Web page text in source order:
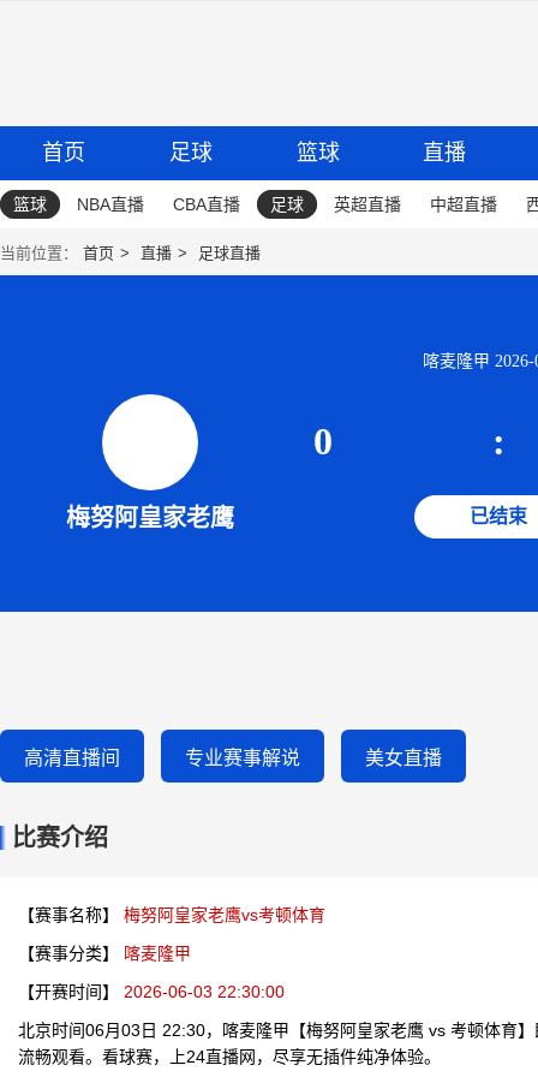
首页 足球 篮球 直播
篮球 NBA直播 CBA直播 足球 英超直播 中超直播
当前位置： 首页 直播 足球直播
喀麦隆甲 2026-
梅努阿皇家老鹰
0 :
已结束
高清直播间 专业赛事解说 美女直播
比赛介绍
【赛事名称】
梅努阿皇家老鹰vs考顿体育
【赛事分类】
喀麦隆甲
【开赛时间】
2026-06-03 22:30:00
北京时间06月03日 22:30，喀麦隆甲【梅努阿皇家老鹰 vs 考顿体育
流畅观看。看球赛，上24直播网，尽享无插件纯净体验。